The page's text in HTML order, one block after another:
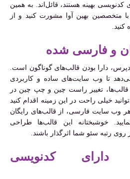
بهینه هستند، قائل‌اند. به همین
با متخصصین بهین آوا مشورت کنید و از
دارا بودن قالب‌های گوناگون است.
تا وب سایت‌های ساده و کاربردی
تغییر راست چین و چپ چین در
خیلی راحت در این زمینه اقدام کنید
وب سایت فارسی، از قالب‌های رایگان
خوشبختانه این قالب‌ها طراحی
روی رتبه سئو شما اثرگذار باشند.
کدنویسی